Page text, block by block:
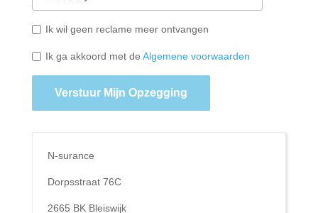
Ik wil geen reclame meer ontvangen
Ik ga akkoord met de Algemene voorwaarden
Verstuur Mijn Opzegging
N-surance
Dorpsstraat 76C
2665 BK Bleiswijk